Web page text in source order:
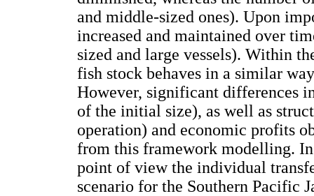
and middle-sized ones). Upon
increased and maintained over
sized and large vessels). Within
fish stock behaves in a similar
However, significant differences
of the initial size), as well as
operation) and economic profits
from this framework modelling.
point of view the individual
scenario for the Southern Pacific